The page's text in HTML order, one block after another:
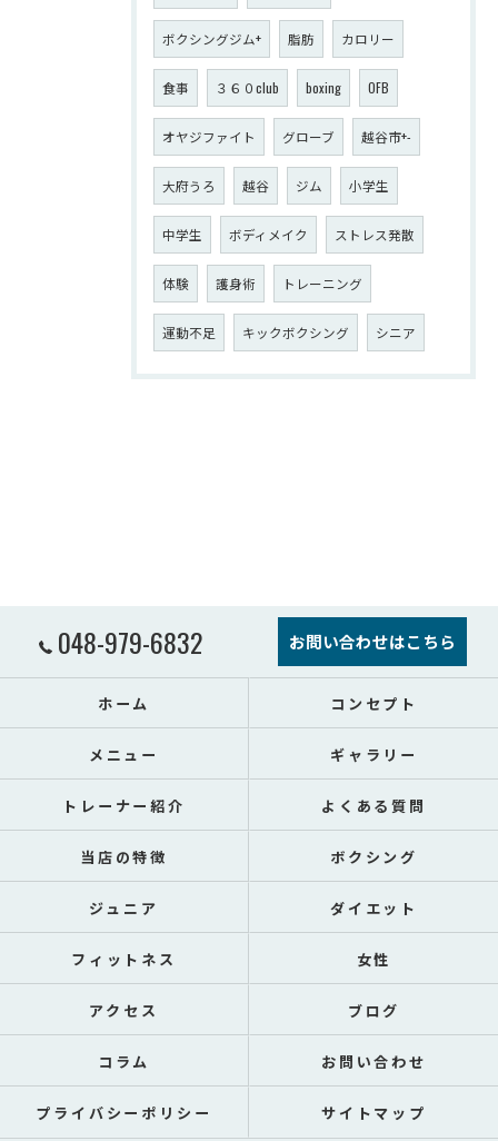
ボクシングジム+ 脂肪 カロリー
食事 ３６０club boxing OFB
オヤジファイト グローブ 越谷市+-
大府うろ 越谷 ジム 小学生
中学生 ボディメイク ストレス発散
体験 護身術 トレーニング
運動不足 キックボクシング シニア
048-979-6832 お問い合わせはこちら
ホーム コンセプト
メニュー ギャラリー
トレーナー紹介 よくある質問
当店の特徴 ボクシング
ジュニア ダイエット
フィットネス 女性
アクセス ブログ
コラム お問い合わせ
プライバシーポリシー サイトマップ